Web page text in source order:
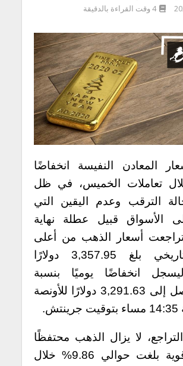
4 وقت القراءة بالدقيقة
المعادن النفيسة انخفاضًا
تعاملات الخميس، في ظل
الترقب وعدم اليقين التي
الأسواق قبيل عطلة نهاية
أسعار الذهب من أعلى
مستوى تاريخي بلغ 3,357.95 دولارًا
ليسجل انخفاضًا يوميًا بنسبة
1.54% ويصل إلى 3,291.63 دولارًا للأونصة
لا يزال الذهب محتفظًا
بمكاسب قوية بلغت حوالي 9.86% خلال